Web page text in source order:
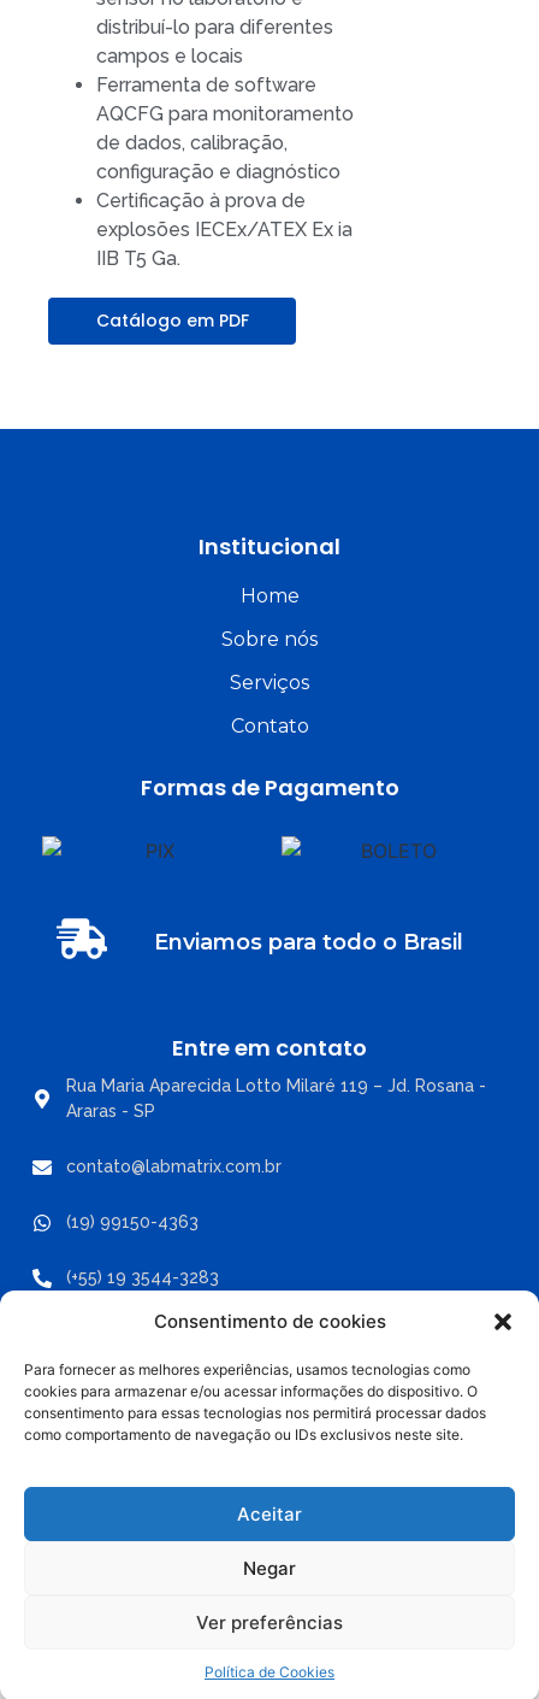
Consentimento de cookies
Para fornecer as melhores experiências, usamos tecnologias como
cookies para armazenar e/ou acessar informações do dispositivo. O
consentimento para essas tecnologias nos permitirá processar dados
como comportamento de navegação ou IDs exclusivos neste site.
Aceitar
Negar
Ver preferências
Política de Cookies
distribuí-lo para diferentes
campos e locais
Ferramenta de software
AQCFG para monitoramento
de dados, calibração,
configuração e diagnóstico
Certificação à prova de
explosões IECEx/ATEX Ex ia
IIB T5 Ga.
Catálogo em PDF
Institucional
Home
Sobre nós
Serviços
Contato
Formas de Pagamento
Enviamos para todo o Brasil
Entre em contato
Rua Maria Aparecida Lotto Milaré 119 – Jd. Rosana -
Araras - SP
contato@labmatrix.com.br
(19) 99150-4363
(+55) 19 3544-3283
Labmatrix - Copyright ® 2025 -
Todos os direitos reservados.
Política de Privacidade
Desenvolvido por Optimize Digital